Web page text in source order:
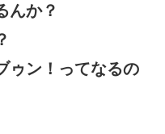
んか？
ゥン！ってなるの